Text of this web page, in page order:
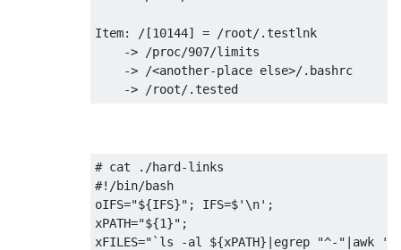
Item: /[10144] = /root/.testlnk
    -> /proc/907/limits
    -> /<another-place else>/.bashrc
# cat ./hard-links
#!/bin/bash
oIFS="${IFS}"; IFS=$'\n';
xPATH="${1}";
xFILES="`ls -al ${xPATH}|egrep "^-"|awk